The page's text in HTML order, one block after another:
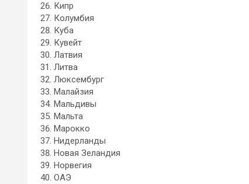
Кипр
Колумбия
Куба
Кувейт
Латвия
Литва
Люксембург
Малайзия
Мальдивы
Мальта
Марокко
Нидерланды
Новая Зеландия
Норвегия
ОАЭ